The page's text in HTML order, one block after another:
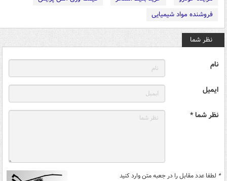
فروشنده مواد شیمیایی
نظر شما
نام
ایمیل
نظر شما *
* لطفا عدد مقابل را در جعبه متن وارد کنید